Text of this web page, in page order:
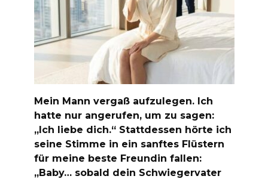
Mein Mann vergaß aufzulegen. Ich
hatte nur angerufen, um zu sagen:
„Ich liebe dich.“ Stattdessen hörte ich
seine Stimme in ein sanftes Flüstern
für meine beste Freundin fallen:
„Baby… sobald dein Schwiegervater